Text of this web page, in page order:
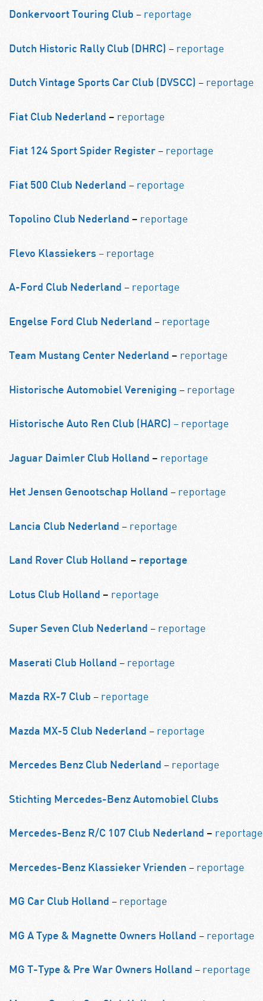
Donkervoort Touring Club – reportage
Dutch Historic Rally Club (DHRC) – reportage
Dutch Vintage Sports Car Club (DVSCC) – reportage
Fiat Club Nederland – reportage
Fiat 124 Sport Spider Register – reportage
Fiat 500 Club Nederland – reportage
Topolino Club Nederland – reportage
Flevo Klassiekers – reportage
A-Ford Club Nederland – reportage
Engelse Ford Club Nederland – reportage
Team Mustang Center Nederland – reportage
Historische Automobiel Vereniging – reportage
Historische Auto Ren Club (HARC) – reportage
Jaguar Daimler Club Holland – reportage
Het Jensen Genootschap Holland – reportage
Lancia Club Nederland – reportage
Land Rover Club Holland – reportage
Lotus Club Holland – reportage
Super Seven Club Nederland – reportage
Maserati Club Holland – reportage
Mazda RX-7 Club – reportage
Mazda MX-5 Club Nederland – reportage
Mercedes Benz Club Nederland – reportage
Stichting Mercedes-Benz Automobiel Clubs
Mercedes-Benz R/C 107 Club Nederland – reportage
Mercedes-Benz Klassieker Vrienden – reportage
MG Car Club Holland – reportage
MG A Type & Magnette Owners Holland – reportage
MG T-Type & Pre War Owners Holland – reportage